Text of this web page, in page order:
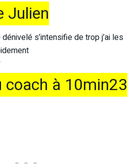
Julien
s’intensifie de trop j’ai les
coach à 10min23